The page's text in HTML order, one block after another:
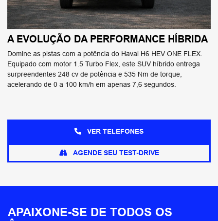
A EVOLUÇÃO DA PERFORMANCE HÍBRIDA
Domine as pistas com a potência do Haval H6 HEV ONE FLEX.
Equipado com motor 1.5 Turbo Flex, este SUV híbrido entrega
surpreendentes 248 cv de potência e 535 Nm de torque,
acelerando de 0 a 100 km/h em apenas 7,6 segundos.
VER TELEFONES
AGENDE SEU TEST-DRIVE
APAIXONE-SE DE TODOS OS